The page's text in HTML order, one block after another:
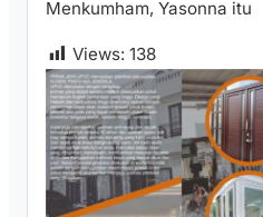
Menkumham, Yasonna itu
Views: 138